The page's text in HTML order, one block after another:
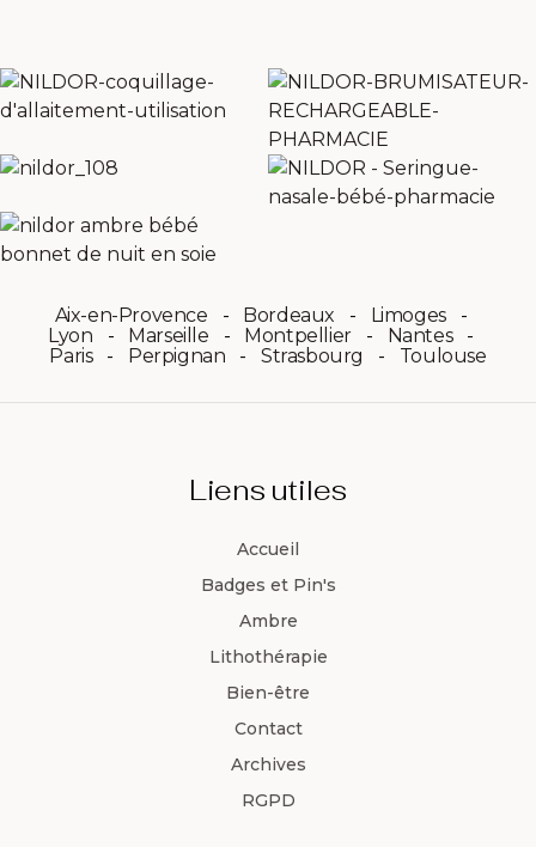
Aix-en-Provence Bordeaux
Limoges
Lyon
Marseille Montpellier
Nantes
Paris
Perpignan Strasbourg Toulouse
Liens utiles
Accueil
Badges et Pin's
Ambre
Lithothérapie
Bien-être
Contact
Archives
RGPD